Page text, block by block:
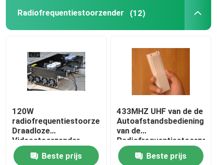
Radiofrequentiestoorzender (12)
120W
radiofrequentiestoorzender,
Draadloze
Videostoorzender
1.2GHz-1.3GHz
900MHzBeste prijs
433MHZ UHF van de de
Autoafstandsbediening
van de
de Stoorzenderblocker
ApparaatBeste prijs